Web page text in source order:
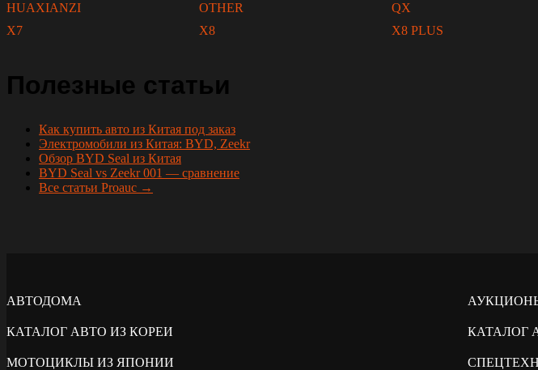
HUAXIANZI
OTHER QX
X7
X8 X8 PLUS
Полезные статьи
Как купить авто из Китая под заказ
Электромобили из Китая: BYD, Zeekr
Обзор BYD Seal из Китая
BYD Seal vs Zeekr 001 — сравнение
Все статьи Proauc →
АВТОДОМА
КАТАЛОГ АВТО ИЗ КОРЕИ КАТАЛОГ
МОТОЦИКЛЫ ИЗ ЯПОНИИ